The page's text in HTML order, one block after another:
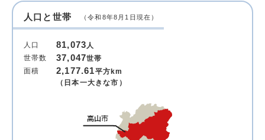
人口と世帯 （令和8年8月1日現在）
人口 81,073人
世帯数
37,047世帯
面積
2,177.61平方km
（日本一大きな市）